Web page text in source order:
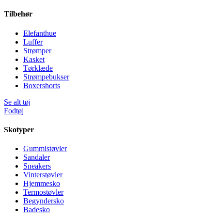
Tilbehør
Elefanthue
Luffer
Strømper
Kasket
Tørklæde
Strømpebukser
Boxershorts
Se alt tøj
Fodtøj
Skotyper
Gummistøvler
Sandaler
Sneakers
Vinterstøvler
Hjemmesko
Termostøvler
Begyndersko
Badesko